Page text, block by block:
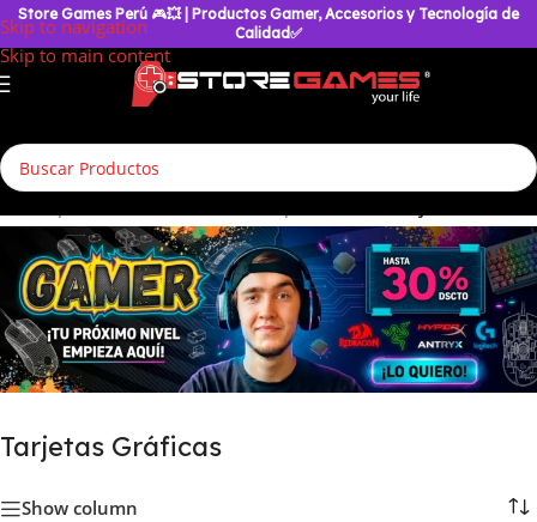
Skip to navigation
Skip to main content
Store Games Perú 🎮💥
| Productos Gamer, Accesorios y Tecnología de
Calidad✅
Tarjetas Gráficas
Show column